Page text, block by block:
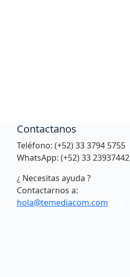
Contactanos
Teléfono: (+52) 33 3794 5755
WhatsApp: (+52) 33 23937442
¿ Necesitas ayuda ?
Contactarnos a:
hola@temediacom.com